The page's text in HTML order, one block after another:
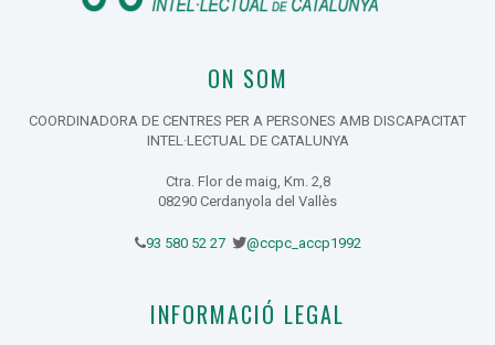
ON SOM
COORDINADORA DE CENTRES PER A PERSONES AMB DISCAPACITAT
INTEL·LECTUAL DE CATALUNYA
Ctra. Flor de maig, Km. 2,8
08290 Cerdanyola del Vallès
93 580 52 27 @ccpc_accp1992
INFORMACIÓ LEGAL